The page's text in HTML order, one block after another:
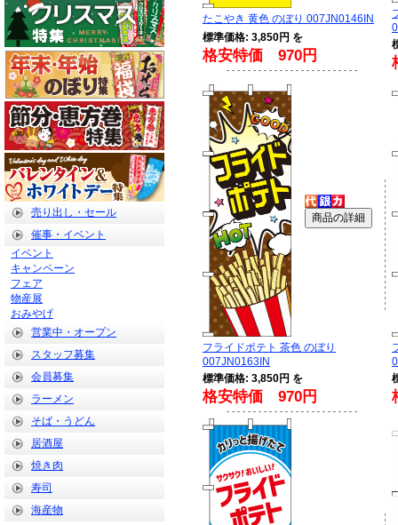
売り出し・セール
催事・イベント
イベント
キャンペーン
フェア
物産展
おみやげ
営業中・オープン
スタッフ募集
会員募集
ラーメン
そば・うどん
居酒屋
焼き肉
寿司
海産物
たこやき 黄色 のぼり 007JN0146IN
標準価格: 3,850円 を
格安特価 970円
フライドポテト 茶色 のぼり
007JN0163IN
標準価格: 3,850円 を
格安特価 970円